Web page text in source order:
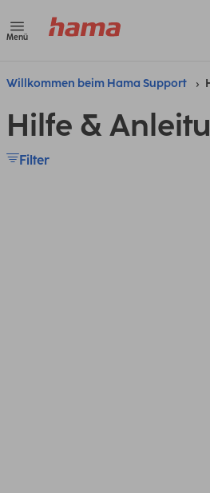
Menü
Willkommen beim Hama Support
Hilfe &
Filter